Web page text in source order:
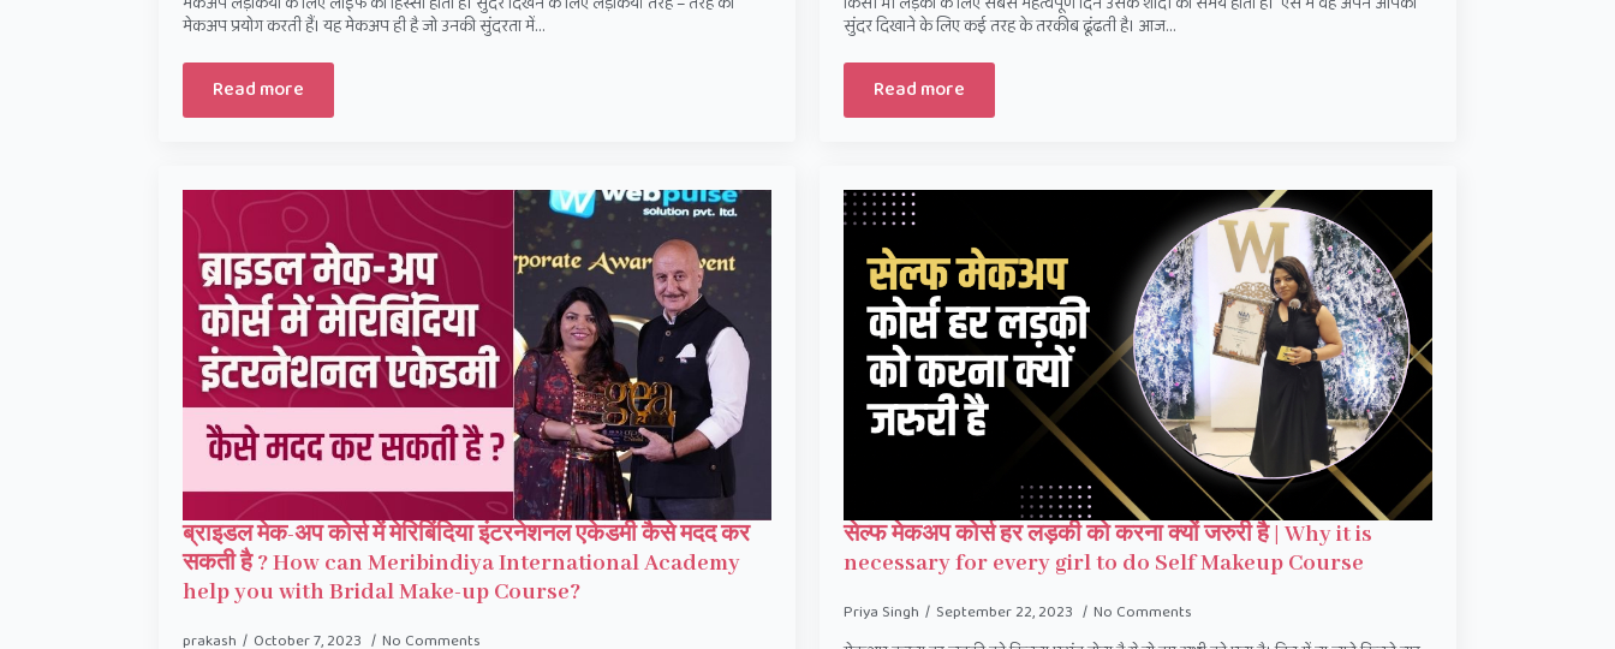
मेकअप प्रयोग करती हैं। यह मेकअप ही है जो उनकी सुंदरता में…
Read more
सुंदर दिखाने के लिए कई तरह के तरकीब ढूंढती है। आज…
Read more
ब्राइडल मेक-अप कोर्स में मेरिबिंदिया इंटरनेशनल एकेडमी कैसे मदद कर
सकती है ? How can Meribindiya International Academy
help you with Bridal Make-up Course?
prakash October 7, 2023 No Comments
सेल्फ मेकअप कोर्स हर लड़की को करना क्यों जरुरी है | Why it is
necessary for every girl to do Self Makeup Course
Priya Singh September 22, 2023 No Comments